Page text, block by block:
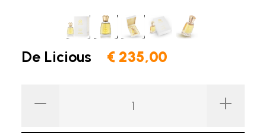
De Licious € 235,00